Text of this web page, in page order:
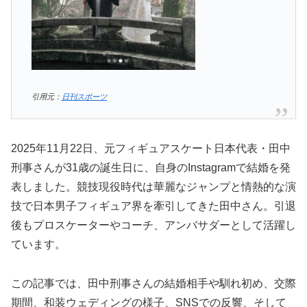
引用元： 日刊スポーツ
2025年11月22日、元フィギュアスケート日本代表・田中
刑事さんが31歳の誕生日に、自身のInstagramで結婚を発
表しました。競技現役時代は華麗なジャンプと情熱的な演
技で日本男子フィギュア界を牽引してきた田中さん。引退
後もプロスケーターやコーチ、アンバサダーとして活躍し
ています。
この記事では、田中刑事さんの結婚相手や馴れ初め、交際
期間、和装ウェディングの様子、SNSでの反響、そして